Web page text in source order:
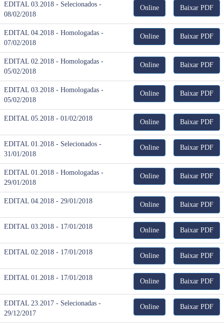
EDITAL 03.2018 - Selecionados -
08/02/2018
Online Baixar PDF
EDITAL 04.2018 - Homologadas -
07/02/2018
Online Baixar PDF
EDITAL 02.2018 - Homologadas -
05/02/2018
Online Baixar PDF
EDITAL 03.2018 - Homologadas -
05/02/2018
Online Baixar PDF
EDITAL 05.2018 - 01/02/2018 Online Baixar PDF
EDITAL 01.2018 - Selecionados -
31/01/2018
Online Baixar PDF
EDITAL 01.2018 - Homologadas -
29/01/2018
Online Baixar PDF
EDITAL 04.2018 - 29/01/2018 Online Baixar PDF
EDITAL 03.2018 - 17/01/2018 Online Baixar PDF
EDITAL 02.2018 - 17/01/2018 Online Baixar PDF
EDITAL 01.2018 - 17/01/2018 Online Baixar PDF
EDITAL 23.2017 - Selecionadas -
29/12/2017
Online Baixar PDF